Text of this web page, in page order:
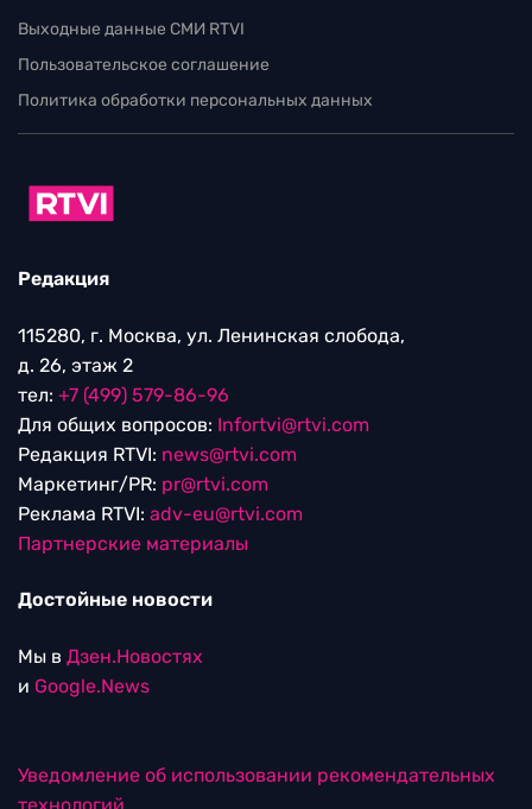
Выходные данные СМИ RTVI
Пользовательское соглашение
Политика обработки персональных данных
Редакция
115280, г. Москва, ул. Ленинская слобода,
д. 26, этаж 2
тел: +7 (499) 579-86-96
Для общих вопросов: Infortvi@rtvi.com
Редакция RTVI: news@rtvi.com
Маркетинг/PR: pr@rtvi.com
Реклама RTVI: adv-eu@rtvi.com
Партнерские материалы
Достойные новости
Мы в Дзен.Новостях
и Google.News
Уведомление об использовании рекомендательных